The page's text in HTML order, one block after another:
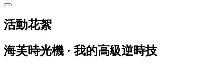
活動花絮
海芙時光機 · 我的高級逆時技